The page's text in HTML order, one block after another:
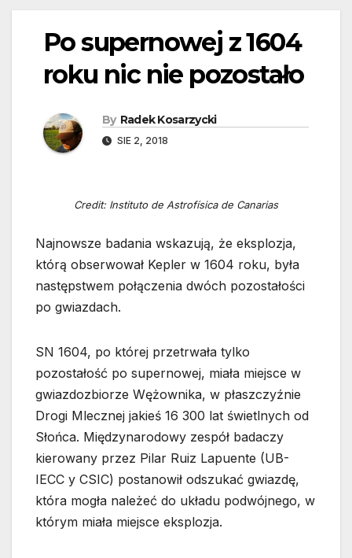
Po supernowej z 1604
roku nic nie pozostało
By Radek Kosarzycki
SIE 2, 2018
Credit: Instituto de Astrofísica de Canarias
Najnowsze badania wskazują, że eksplozja,
którą obserwował Kepler w 1604 roku, była
następstwem połączenia dwóch pozostałości
po gwiazdach.
SN 1604, po której przetrwała tylko
pozostałość po supernowej, miała miejsce w
gwiazdozbiorze Wężownika, w płaszczyźnie
Drogi Mlecznej jakieś 16 300 lat świetlnych od
Słońca. Międzynarodowy zespół badaczy
kierowany przez Pilar Ruiz Lapuente (UB-
IECC y CSIC) postanowił odszukać gwiazdę,
która mogła należeć do układu podwójnego, w
którym miała miejsce eksplozja.